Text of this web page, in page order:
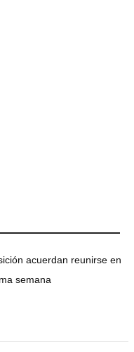
acuerdan reunirse en
semana